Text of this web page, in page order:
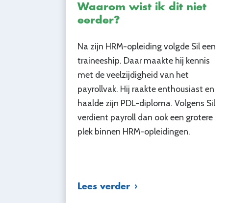
Waarom wist ik dit niet
eerder?
Na zijn HRM-opleiding volgde Sil een
traineeship. Daar maakte hij kennis
met de veelzijdigheid van het
payrollvak. Hij raakte enthousiast en
haalde zijn PDL-diploma. Volgens Sil
verdient payroll dan ook een grotere
plek binnen HRM-opleidingen.
Lees verder